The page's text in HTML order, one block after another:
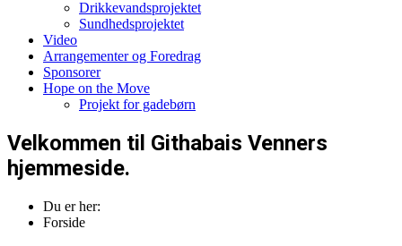
Drikkevandsprojektet
Sundhedsprojektet
Video
Arrangementer og Foredrag
Sponsorer
Hope on the Move
Projekt for gadebørn
Velkommen til Githabais Venners
hjemmeside.
Du er her:
Forside